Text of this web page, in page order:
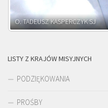
O. ADNRZEJ LEŚNIARA SJ
LISTY Z KRAJÓW MISYJNYCH
PODZIĘKOWANIA
PROŚBY